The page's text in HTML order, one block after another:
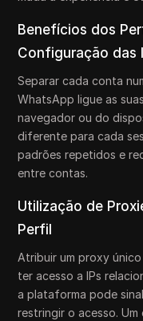
Benefícios dos
Configuração das
Separar cada conta
WhatsApp ligue as
navegador ou do
diferente para cada
padrões repetidos e
entre contas.
Utilização de
Perfil
Atribuir um proxy
ter acesso a IPs
a plataforma pode
restringir o acesso.